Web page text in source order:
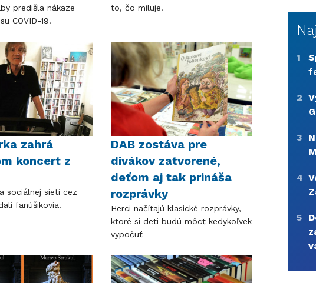
predišla nákaze
COVID-19.
to, čo miluje.
zahrá
koncert z
sociálnej sieti cez
fanúšikovia.
DAB zostáva pre
divákov zatvorené,
deťom aj tak prináša
rozprávky
Herci načítajú klasické rozprávky,
ktoré si deti budú môcť kedykoľvek
vypočuť
1
2
3
4
5